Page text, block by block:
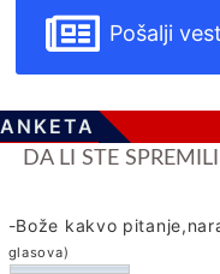
Pošalji
ANKETA
DA LI STE
-Bože kakvo
glasova)